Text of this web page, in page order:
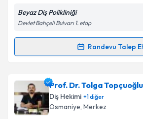
Beyaz Diş Polikliniği
Devlet Bahçeli Bulvarı 1. etap
Randevu Talep
Randevu Takvimi Talebi
Uzm. Dt. İpek Ceylan Akiçin
oluşturun. Size bu uzmandan
takvim hazırlandığında e-posta ile
Prof. Dr. Tolga Topçuoğlu
Diş Hekimi +1diğer
Osmaniye, Merkez